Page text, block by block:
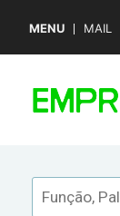
MENU MAIL